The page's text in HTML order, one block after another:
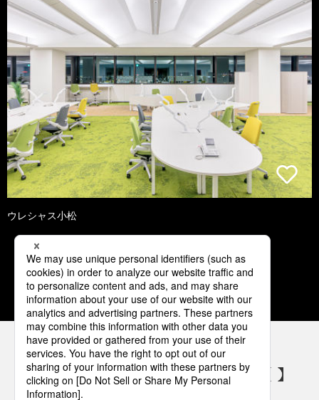
ウレシャス小松
1 2 3 4 5
パナソニックの電気設備 SNSアカウント